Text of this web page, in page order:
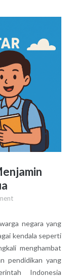
negara yang
kendala seperti
menghambat
pendidikan yang
Indonesia